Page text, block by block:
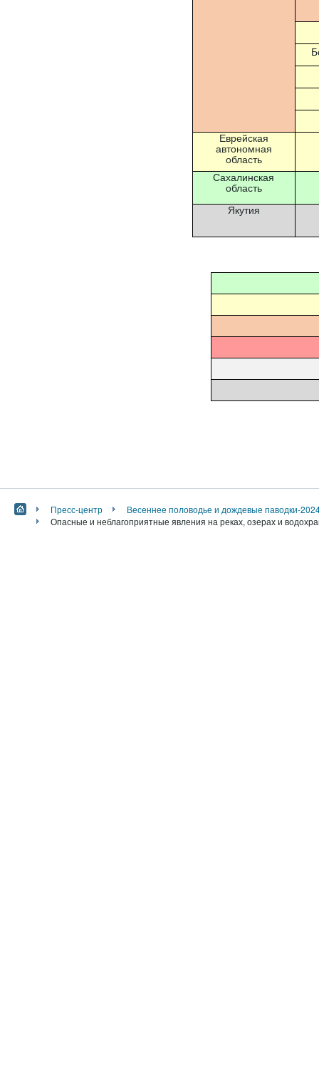
Еврейская
автономная
область
Сахалинская
область
Якутия
Пресс-центр
Весеннее половодье и дождевые паводки-
Опасные и неблагоприятные явления на реках, озерах и